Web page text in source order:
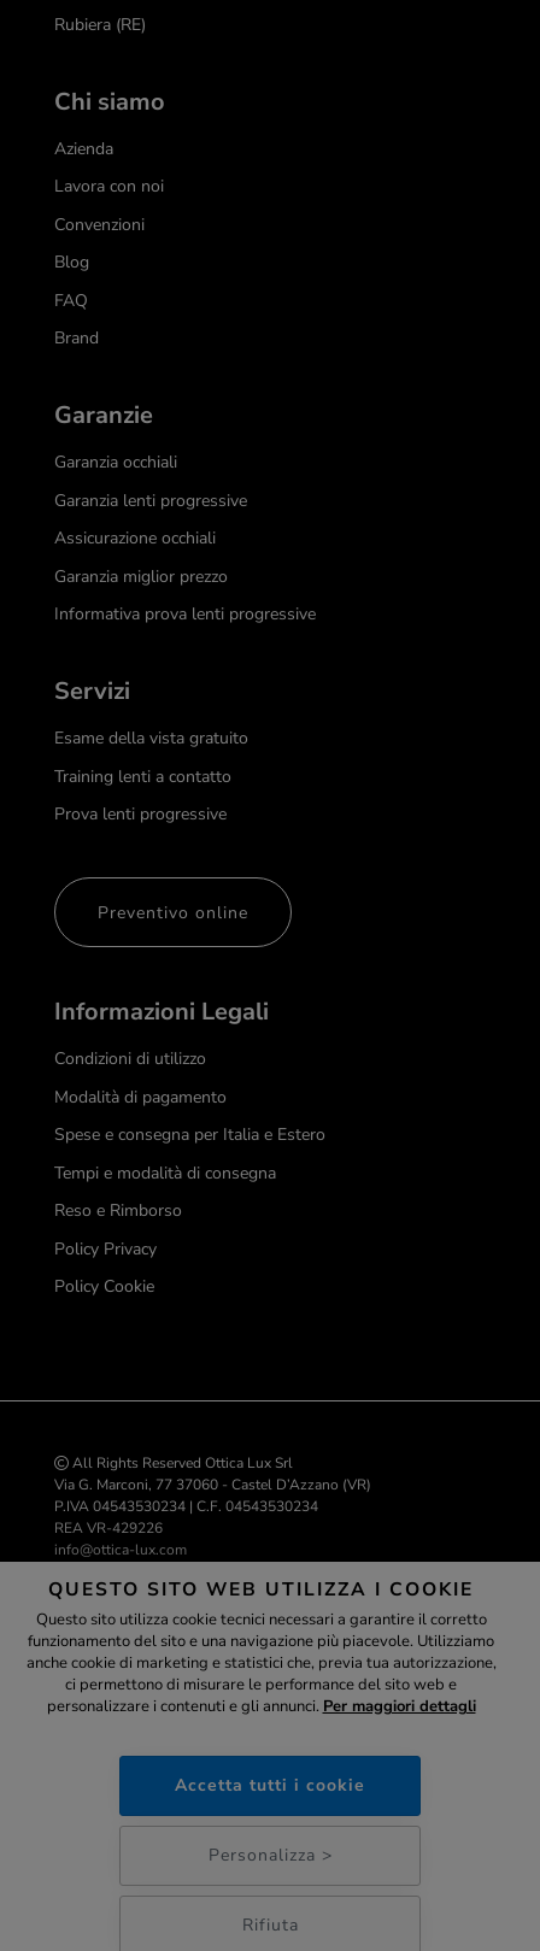
Rubiera (RE)
Chi siamo
Azienda
Lavora con noi
Convenzioni
Blog
FAQ
Brand
Garanzie
Garanzia occhiali
Garanzia lenti progressive
Assicurazione occhiali
Garanzia miglior prezzo
Informativa prova lenti progressive
Servizi
Esame della vista gratuito
Training lenti a contatto
Prova lenti progressive
Preventivo online
Informazioni Legali
Condizioni di utilizzo
Modalità di pagamento
Spese e consegna per Italia e Estero
Tempi e modalità di consegna
Reso e Rimborso
Policy Privacy
Policy Cookie
All Rights Reserved Ottica Lux Srl
Via G. Marconi, 77 37060 - Castel D’Azzano (VR)
P.IVA 04543530234 | C.F. 04543530234
REA VR-429226
info@ottica-lux.com
Realizzazione e-commerce Colombo 3000
Assistente
ottica-lux.it
QUESTO SITO WEB UTILIZZA I COOKIE
Questo sito utilizza cookie tecnici necessari a garantire il corretto
funzionamento del sito e una navigazione più piacevole. Utilizziamo
anche cookie di marketing e statistici che, previa tua autorizzazione,
ci permettono di misurare le performance del sito web e
personalizzare i contenuti e gli annunci. Per maggiori dettagli
Accetta tutti i cookie
Rifiuta
Personalizza >